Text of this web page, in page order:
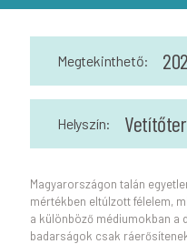
Megtekinthető:
Helyszín:
Magyarországon talán
mértékben eltúlzott félelem,
a különböző médiumokban
badarságok csak